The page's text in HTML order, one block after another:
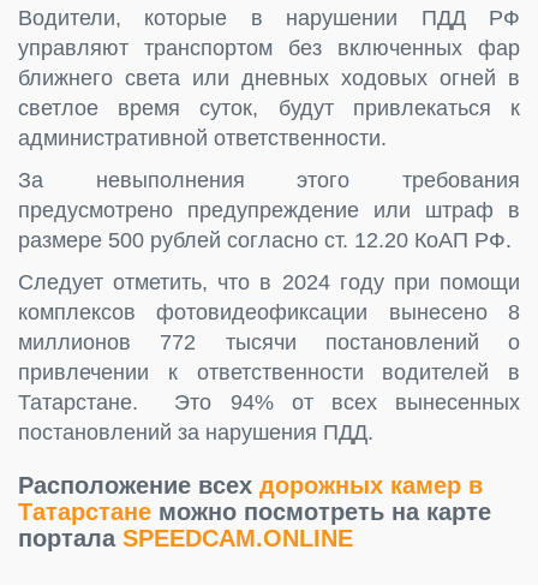
Водители, которые в нарушении ПДД РФ
управляют транспортом без включенных фар
ближнего света или дневных ходовых огней в
светлое время суток, будут привлекаться к
административной ответственности.
За невыполнения этого требования
предусмотрено предупреждение или штраф в
размере 500 рублей согласно ст. 12.20 КоАП РФ.
Следует отметить, что в 2024 году при помощи
комплексов фотовидеофиксации вынесено 8
миллионов 772 тысячи постановлений о
привлечении к ответственности водителей в
Татарстане. Это 94% от всех вынесенных
постановлений за нарушения ПДД.
Расположение всех дорожных камер в
Татарстане можно посмотреть на карте
портала SPEEDCAM.ONLINE